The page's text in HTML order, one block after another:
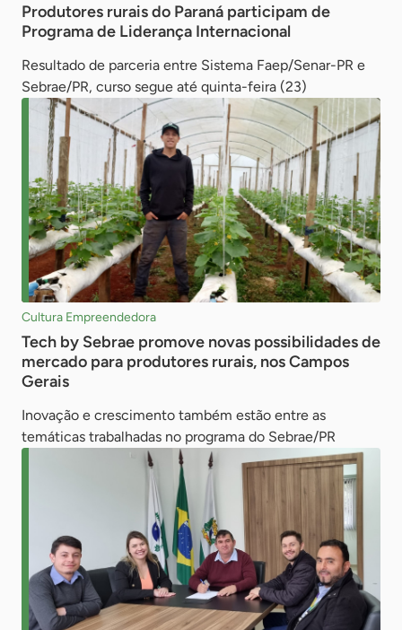
Produtores rurais do Paraná participam de
Programa de Liderança Internacional
Resultado de parceria entre Sistema Faep/Senar-PR e
Sebrae/PR, curso segue até quinta-feira (23)
Cultura Empreendedora
Tech by Sebrae promove novas possibilidades de
mercado para produtores rurais, nos Campos
Gerais
Inovação e crescimento também estão entre as
temáticas trabalhadas no programa do Sebrae/PR